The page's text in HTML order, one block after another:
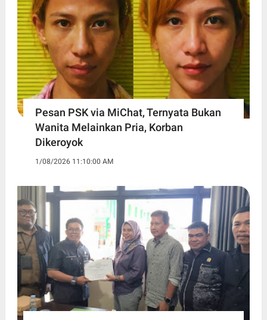
Pesan PSK via MiChat, Ternyata Bukan
Wanita Melainkan Pria, Korban
Dikeroyok
1/08/2026 11:10:00 AM